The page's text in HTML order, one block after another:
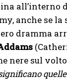
all’interno
anche se la
dramma
nere sul
significano